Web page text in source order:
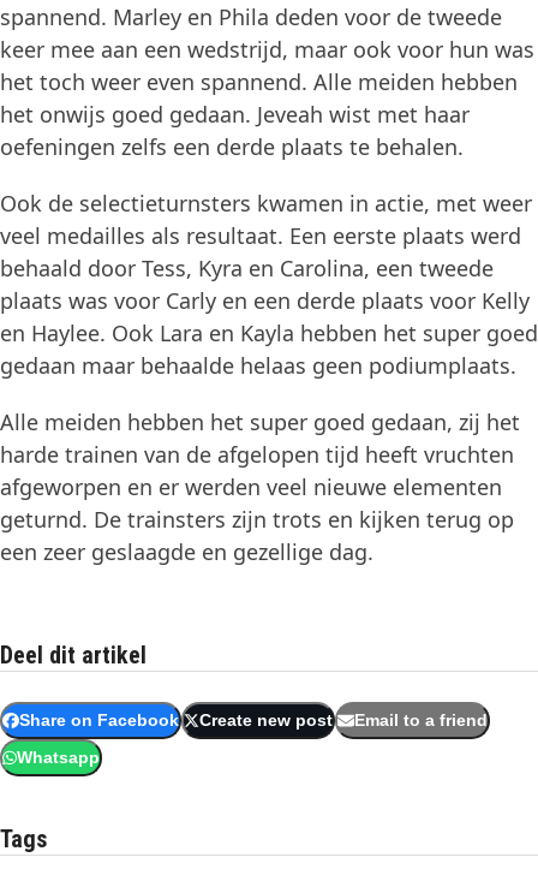
spannend. Marley en Phila deden voor de tweede
keer mee aan een wedstrijd, maar ook voor hun was
het toch weer even spannend. Alle meiden hebben
het onwijs goed gedaan. Jeveah wist met haar
oefeningen zelfs een derde plaats te behalen.
Ook de selectieturnsters kwamen in actie, met weer
veel medailles als resultaat. Een eerste plaats werd
behaald door Tess, Kyra en Carolina, een tweede
plaats was voor Carly en een derde plaats voor Kelly
en Haylee. Ook Lara en Kayla hebben het super goed
gedaan maar behaalde helaas geen podiumplaats.
Alle meiden hebben het super goed gedaan, zij het
harde trainen van de afgelopen tijd heeft vruchten
afgeworpen en er werden veel nieuwe elementen
geturnd. De trainsters zijn trots en kijken terug op
een zeer geslaagde en gezellige dag.
Deel dit artikel
Share on Facebook Create new post Email to a friend
Whatsapp
Tags